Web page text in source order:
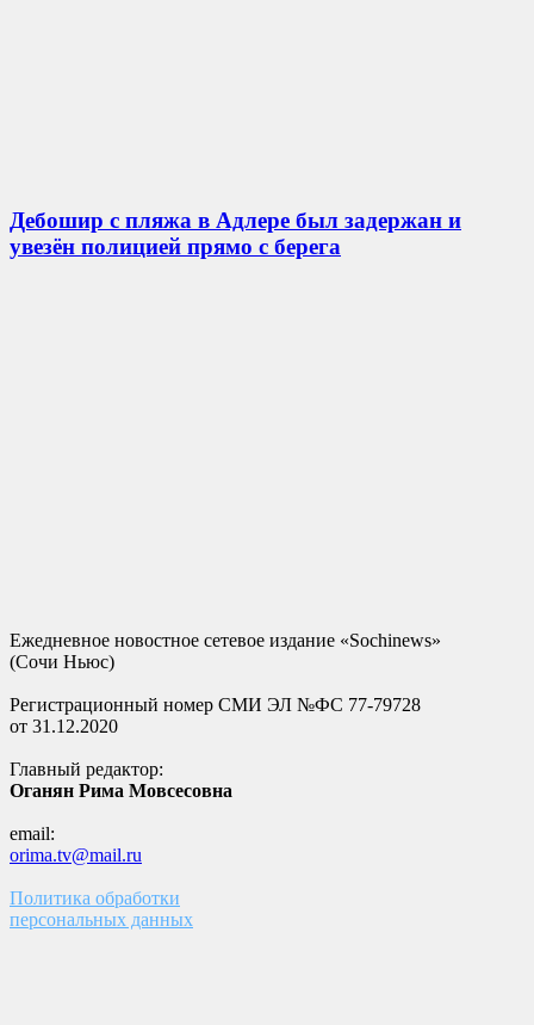
Дебошир с пляжа в Адлере был задержан и
увезён полицией прямо с берега
Ежедневное новостное сетевое издание «Sochinews»
(Сочи Ньюс)
Регистрационный номер СМИ ЭЛ №ФС 77-79728
от 31.12.2020
Главный редактор:
Оганян Рима Мовсесовна
email:
orima.tv@mail.ru
Политика обработки
персональных данных